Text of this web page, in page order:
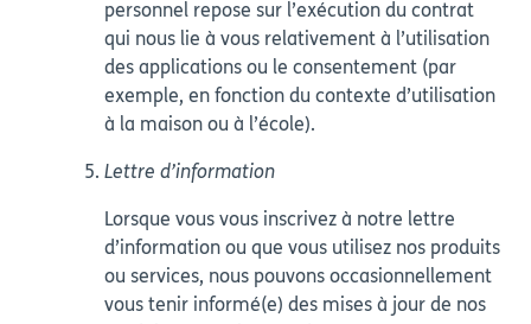
personnel repose sur l’exécution du contrat
qui nous lie à vous relativement à l’utilisation
des applications ou le consentement (par
exemple, en fonction du contexte d’utilisation
à la maison ou à l’école).
Lettre d’information
Lorsque vous vous inscrivez à notre lettre
d’information ou que vous utilisez nos produits
ou services, nous pouvons occasionnellement
vous tenir informé(e) des mises à jour de nos